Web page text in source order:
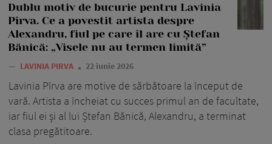
Dublu motiv de bucurie pentru Lavinia
Pîrva. Ce a povestit artista despre
Alexandru, fiul pe care îl are cu Ștefan
Bănică: „Visele nu au termen limită”
— LAVINIA PIRVA 22 iunie 2026
Lavinia Pîrva are motive de sărbătoare la început de
vară. Artista a încheiat cu succes primul an de facultate,
iar fiul ei și al lui Ștefan Bănică, Alexandru, a terminat
clasa pregătitoare.